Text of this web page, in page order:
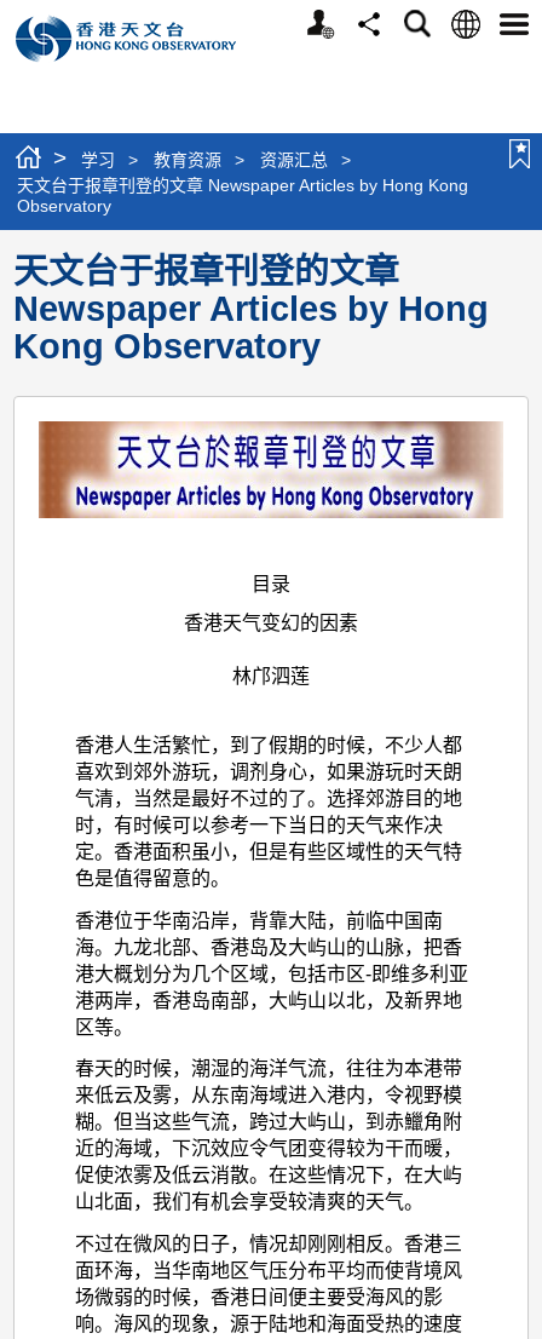
个
分
搜
语
选
> 学习 > 教育资源 > 资源汇总
>
天文台于报章刊登的文章 Newspaper Articles by Hong Kong
Observatory
天文台于报章刊登的文章
Newspaper Articles by Hong
Kong Observatory
目录
香港天气变幻的因素
林邝泗莲
香港人生活繁忙，到了假期的时候，不少人都
喜欢到郊外游玩，调剂身心，如果游玩时天朗
气清，当然是最好不过的了。选择郊游目的地
时，有时候可以参考一下当日的天气来作决
定。香港面积虽小，但是有些区域性的天气特
色是值得留意的。
香港位于华南沿岸，背靠大陆，前临中国南
海。九龙北部、香港岛及大屿山的山脉，把香
港大概划分为几个区域，包括市区-即维多利亚
港两岸，香港岛南部，大屿山以北，及新界地
区等。
春天的时候，潮湿的海洋气流，往往为本港带
来低云及雾，从东南海域进入港内，令视野模
糊。但当这些气流，跨过大屿山，到赤鱲角附
近的海域，下沉效应令气团变得较为干而暖，
促使浓雾及低云消散。在这些情况下，在大屿
山北面，我们有机会享受较清爽的天气。
不过在微风的日子，情况却刚刚相反。香港三
面环海，当华南地区气压分布平均而使背境风
场微弱的时候，香港日间便主要受海风的影
响。海风的现象，源于陆地和海面受热的速度